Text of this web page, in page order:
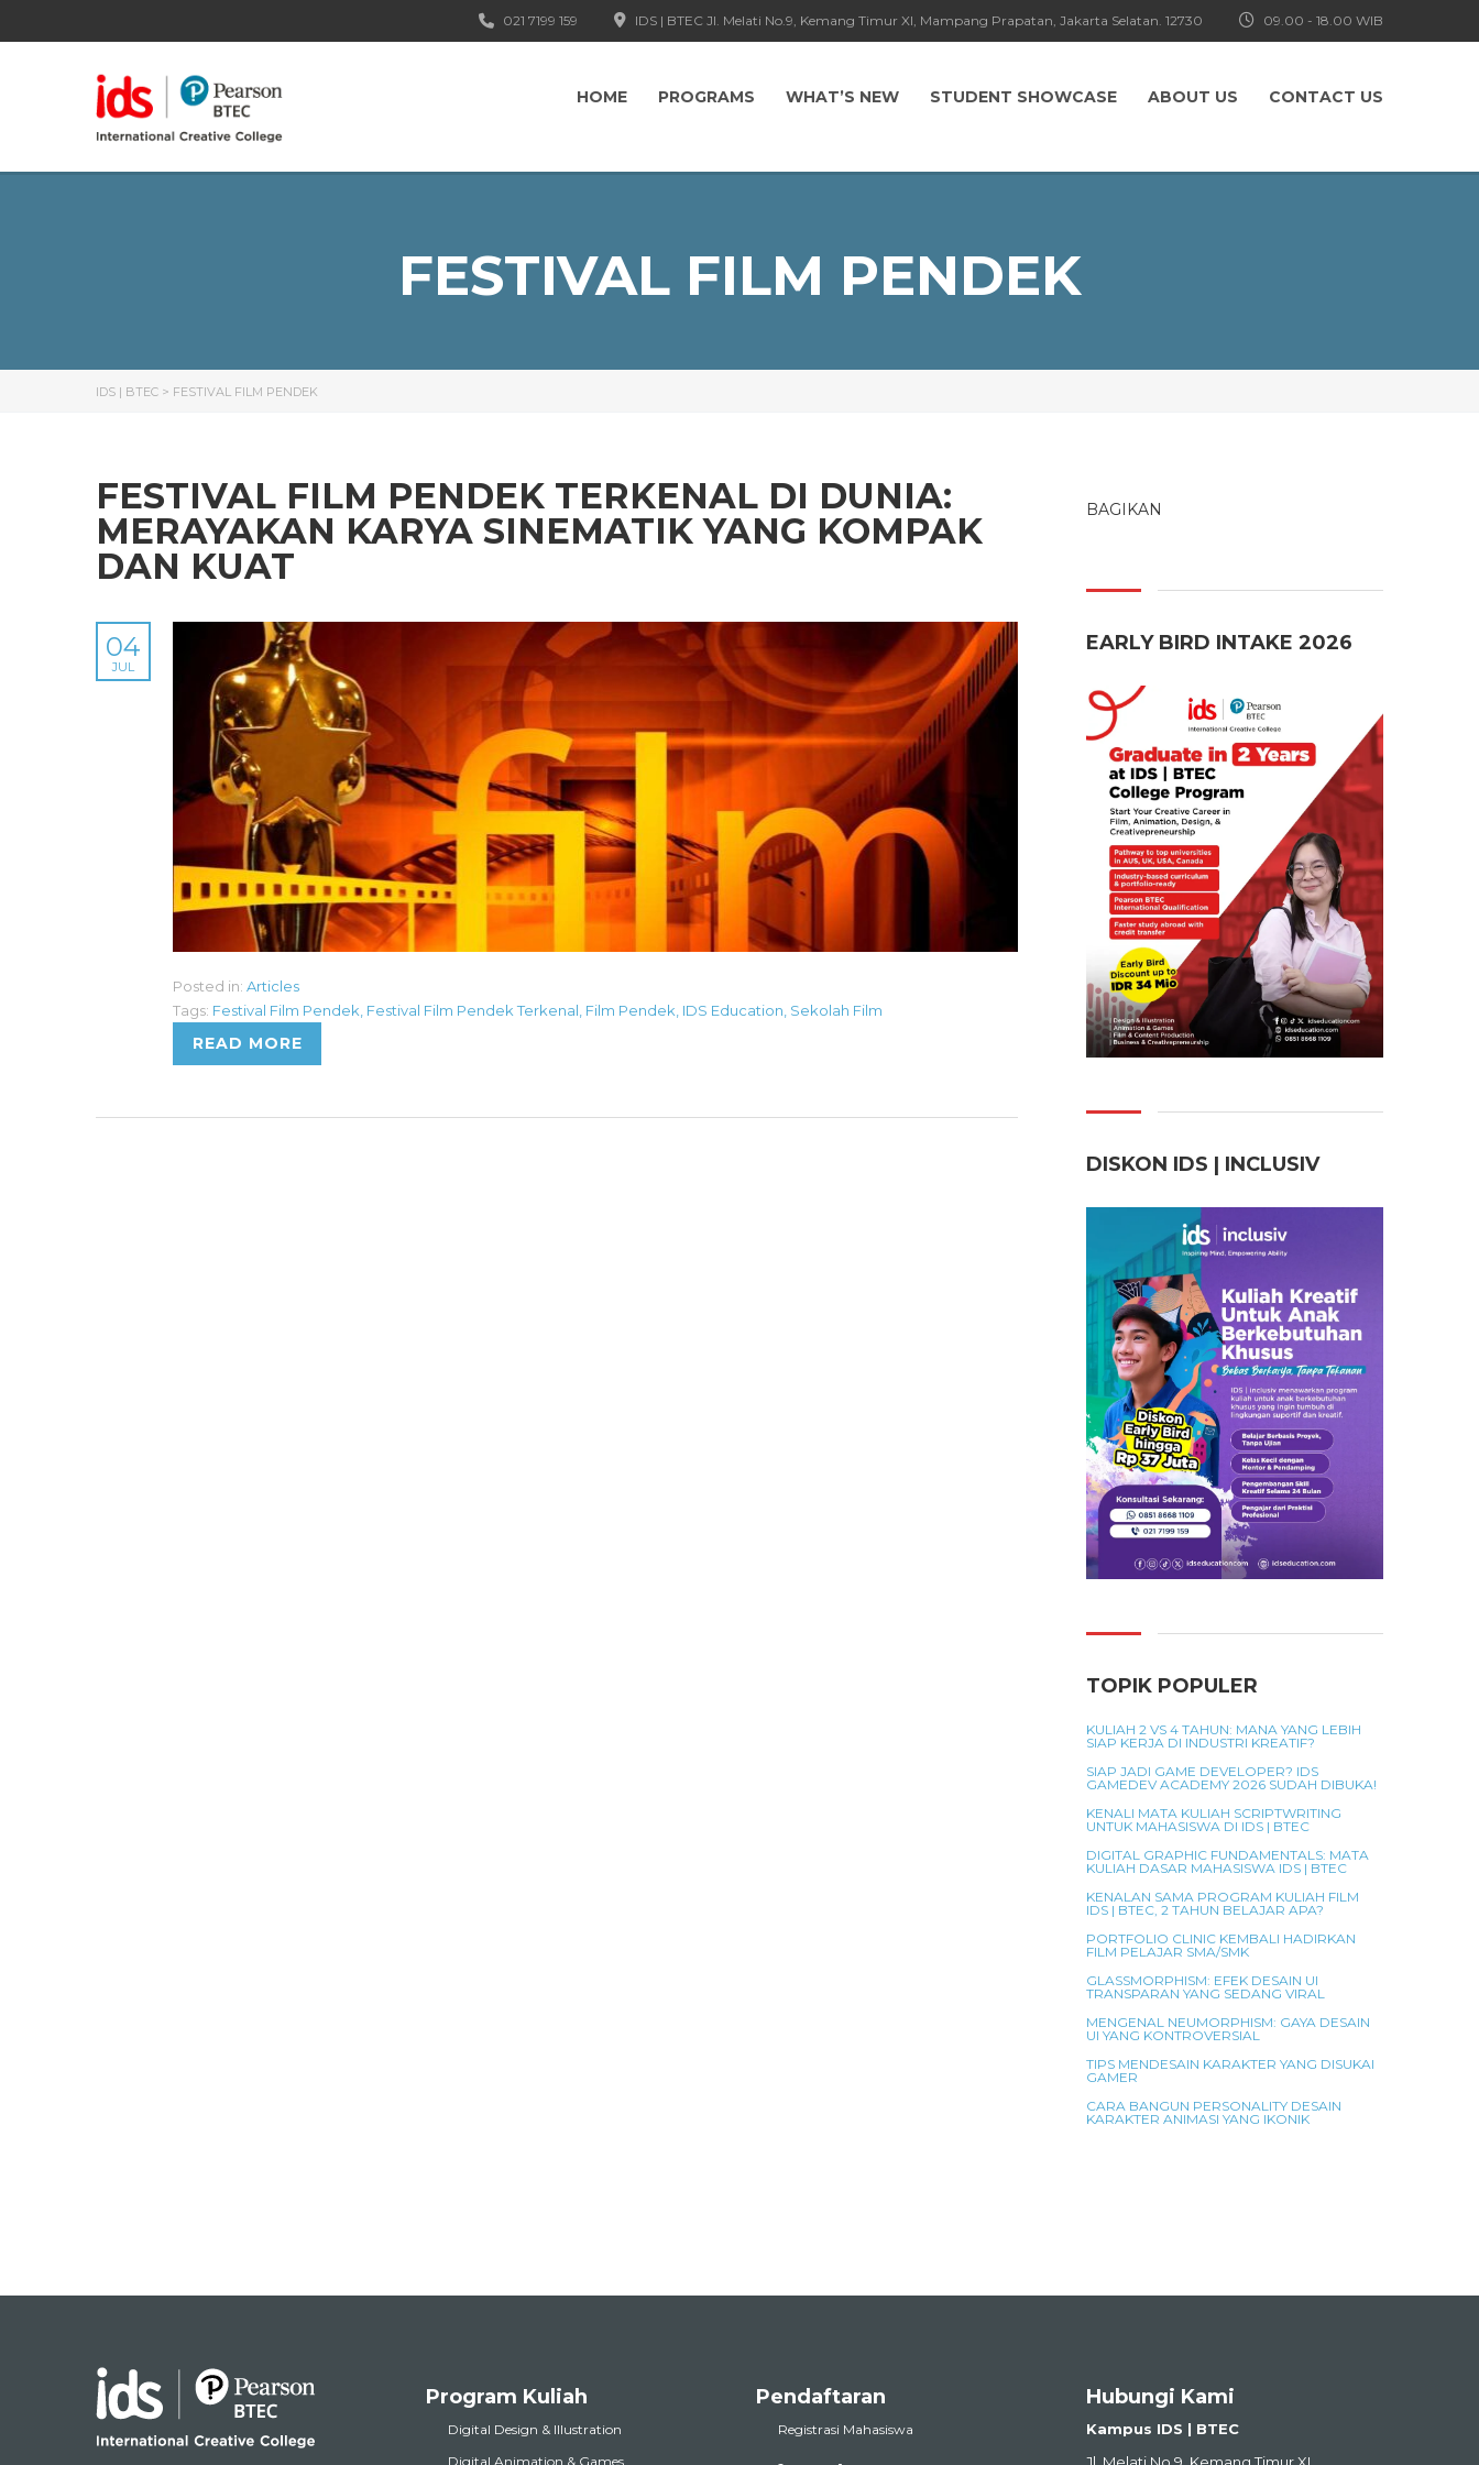
09.00 - 18.00 WIB
IDS | BTEC Jl. Melati No.9, Kemang Timur XI, Mampang Prapatan, Jakarta Selatan. 12730
021 7199 159
HOME PROGRAMS WHAT’S NEW STUDENT SHOWCASE ABOUT US CONTACT US
FESTIVAL FILM PENDEK
IDS | BTEC > FESTIVAL FILM PENDEK
FESTIVAL FILM PENDEK TERKENAL DI DUNIA:
MERAYAKAN KARYA SINEMATIK YANG KOMPAK
DAN KUAT
04
JUL
Posted in: Articles
Tags: Festival Film Pendek Festival Film Pendek Terkenal Film Pendek IDS Education Sekolah Film
READ MORE
BAGIKAN
EARLY BIRD INTAKE 2026
DISKON IDS | INCLUSIV
TOPIK POPULER
KULIAH 2 VS 4 TAHUN: MANA YANG LEBIH
SIAP KERJA DI INDUSTRI KREATIF?
SIAP JADI GAME DEVELOPER? IDS
GAMEDEV ACADEMY 2026 SUDAH DIBUKA!
KENALI MATA KULIAH SCRIPTWRITING
UNTUK MAHASISWA DI IDS | BTEC
DIGITAL GRAPHIC FUNDAMENTALS: MATA
KULIAH DASAR MAHASISWA IDS | BTEC
KENALAN SAMA PROGRAM KULIAH FILM
IDS | BTEC, 2 TAHUN BELAJAR APA?
PORTFOLIO CLINIC KEMBALI HADIRKAN
FILM PELAJAR SMA/SMK
GLASSMORPHISM: EFEK DESAIN UI
TRANSPARAN YANG SEDANG VIRAL
MENGENAL NEUMORPHISM: GAYA DESAIN
UI YANG KONTROVERSIAL
TIPS MENDESAIN KARAKTER YANG DISUKAI
GAMER
CARA BANGUN PERSONALITY DESAIN
KARAKTER ANIMASI YANG IKONIK
Program Kuliah
Digital Design & Illustration
Digital Animation & Games
Pendaftaran
Registrasi Mahasiswa
Hubungi Kami
Kampus IDS | BTEC
Jl. Melati No.9, Kemang Timur XI,